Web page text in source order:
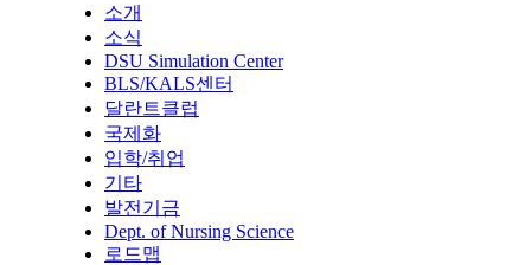
소개
소식
DSU Simulation Center
BLS/KALS센터
달란트클럽
국제화
입학/취업
기타
발전기금
Dept. of Nursing Science
로드맵